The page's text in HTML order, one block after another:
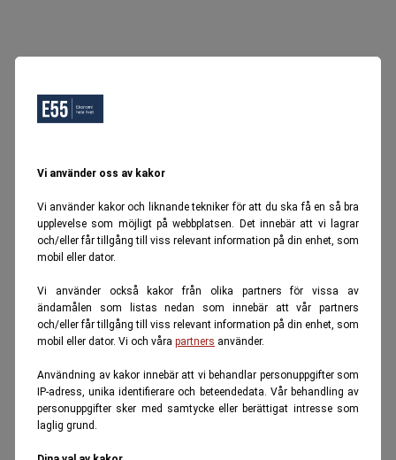
Vi använder oss av kakor
Vi använder kakor och liknande tekniker för att du ska få en så bra
upplevelse som möjligt på webbplatsen. Det innebär att vi lagrar
och/eller får tillgång till viss relevant information på din enhet, som
mobil eller dator.
Vi använder också kakor från olika partners för vissa av
ändamålen som listas nedan som innebär att vår partners
och/eller får tillgång till viss relevant information på din enhet, som
mobil eller dator. Vi och våra partners använder.
Användning av kakor innebär att vi behandlar personuppgifter som
IP-adress, unika identifierare och beteendedata. Vår behandling av
personuppgifter sker med samtycke eller berättigat intresse som
laglig grund.